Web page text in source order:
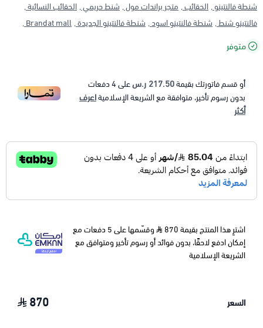
شنطة فالنتينو , الحقائب , متجر براندات مول , شنط حريمي , الحقائب النسائية ,
فالنتينو شنط , شنطة فالنتينو اسود , شنطة فالنتينو الجديدة , Brandat mall ,
متوفر
أو قسم فاتورتك بقيمة217.50 ر.س على4دفعات
بدون رسوم تأخير، متوافقة مع الشريعة الإسلاميةاعرف
أكثر
اشترِ هذا المنتج بقيمة 870
وقسّمها على 5 دفعات مع
إمكان ادفع لاحقًا، بدون فوائد أو رسوم تأخير ومتوافق مع
الشريعة الإسلامية
السعر 870